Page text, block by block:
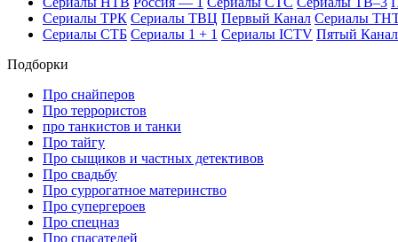
Се­риа­лы ТРК Се­риа­лы ТВЦ Пер­вый Ка­нал Се­риа­лы
Се­риа­лы СТБ Се­риа­лы 1 + 1 Се­риа­лы ICTV Пя­тый Ка­нал
Подборки
Про снайперов
Про террористов
про танкистов и танки
Про тайгу
Про сыщиков и частных детективов
Про свадьбу
Про суррогатное материнство
Про супергероев
Про спецназ
Про спасателей